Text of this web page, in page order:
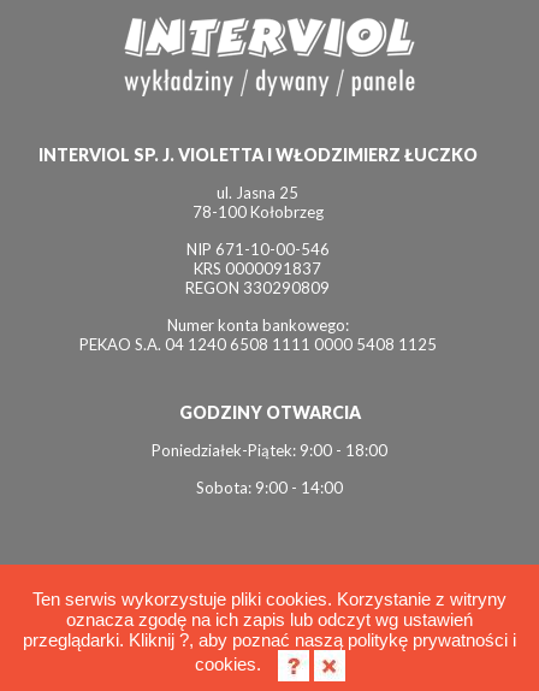
INTERVIOL SP. J. VIOLETTA I WŁODZIMIERZ ŁUCZKO
ul. Jasna 25
78-100 Kołobrzeg
NIP 671-10-00-546
KRS 0000091837
REGON 330290809
Numer konta bankowego:
PEKAO S.A. 04 1240 6508 1111 0000 5408 1125
GODZINY OTWARCIA
Poniedziałek-Piątek: 9:00 - 18:00
Sobota: 9:00 - 14:00
© 2026 Interviol
Polityka cookies
Ten serwis wykorzystuje pliki cookies. Korzystanie z witryny
oznacza zgodę na ich zapis lub odczyt wg ustawień
przeglądarki. Kliknij ?, aby poznać naszą politykę prywatności i
cookies.